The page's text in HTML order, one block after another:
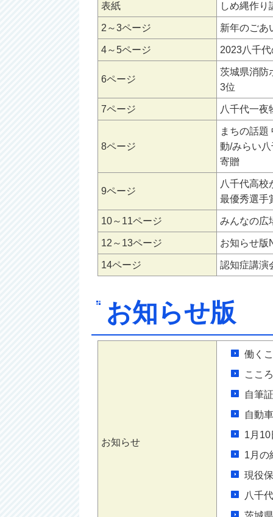
表紙 しめ縄作り
2～3ページ 新年のごあ
4～5ページ 2023八千
6ページ
茨城県消防
3位
7ページ 八千代一夜
8ページ
まちの話題
動/みらい
寄贈
9ページ
八千代高校
最優秀選手
10～11ページ みんなの広
12～13ページ お知らせ版
14ページ 認知症講演
お知らせ版
お知らせ
働く
ここ
自筆
自動
1月
1月の
現役
八千